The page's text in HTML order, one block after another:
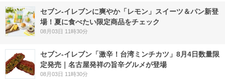
セブン‐イレブンに爽やか「レモン」スイーツ＆パン新登
場！夏に食べたい限定商品をチェック
08月03日 11時30分
セブン-イレブン「激辛！台湾ミンチカツ」8月4日数量限
定発売｜名古屋発祥の旨辛グルメが登場
08月03日 11時30分